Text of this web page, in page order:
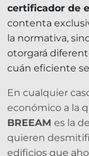
certificador de
contenta
la normativa,
otorgará
cuán eficiente
En cualquier
económico a la
BREEAM es la
quieren
edificios que